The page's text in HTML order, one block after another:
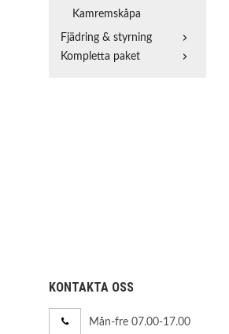
Kamremskåpa
Fjädring & styrning
Kompletta paket
KONTAKTA OSS
Mån-fre 07.00-17.00